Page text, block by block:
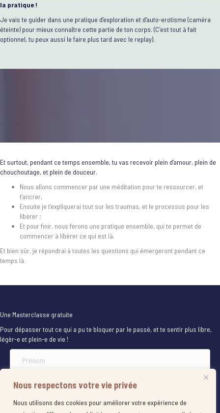
Nous respectons votre vie privée
Nous utilisons des cookies pour améliorer votre expérience de
la pratique !
Je vais te guider dans une pratique d’exploration et d’auto-erotisme (caméra
éteinte) pour mieux connaître cette partie de ton corps. (C'est tout à fait
optionnel, tu peux aussi le faire plus tard avec le replay).
Et surtout, pendant ce temps ensemble, tu vas recevoir plein d’amour, plein de
chouchoutage, et plein de douceur.
Nous allons commencer par une méditation pour te ressourcer, et
t’ancrer,
Ensuite je t’expliquerai tout sur les traumas, et le processus pour les
libérer ;
Et pour finir, nous ferons une pratique ensemble, qui te permet de
commencer à libérer ce qui est là.
Et bien sûr, je répondrai à toutes les questions qui émergeront pendant ce
temps là.
Une Masterclasse gratuite
Pour dépasser tout ce qui a pu te bloquer par le passé, et te sentir plus libre,
légèr-e et plein-e de vie !